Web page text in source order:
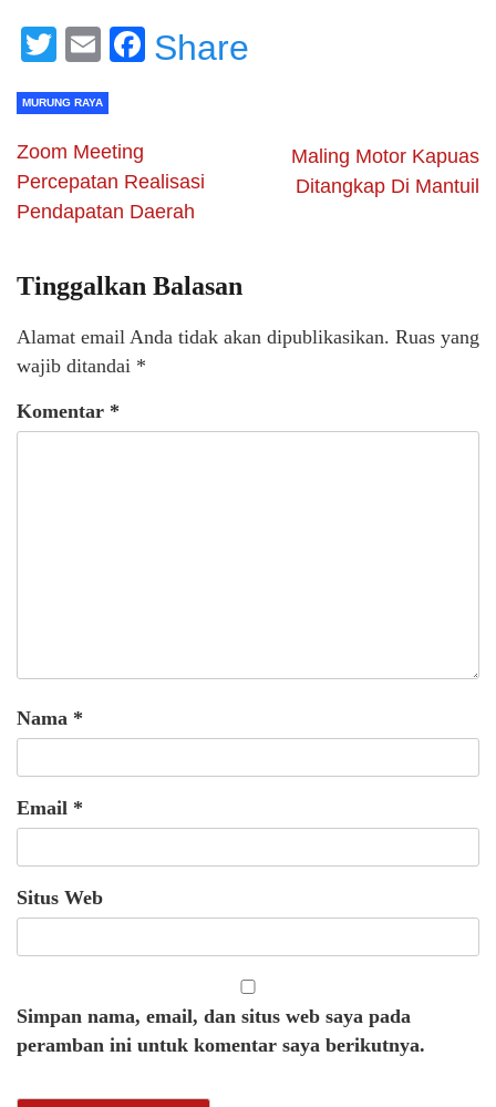
Twitter
EmailFacebook
Share
MURUNG RAYA
Zoom Meeting
Percepatan Realisasi
Pendapatan Daerah
Maling Motor Kapuas
Ditangkap Di Mantuil
Tinggalkan Balasan
Alamat email Anda tidak akan dipublikasikan. Ruas yang
wajib ditandai *
Komentar *
Nama *
Email *
Situs Web
Simpan nama, email, dan situs web saya pada
peramban ini untuk komentar saya berikutnya.